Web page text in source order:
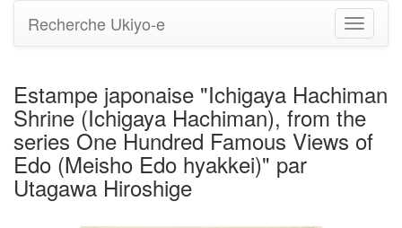
Basculer
la
Recherche Ukiyo-e
Estampe japonaise "Ichigaya Hachiman
Shrine (Ichigaya Hachiman), from the
series One Hundred Famous Views of
Edo (Meisho Edo hyakkei)" par
Utagawa Hiroshige